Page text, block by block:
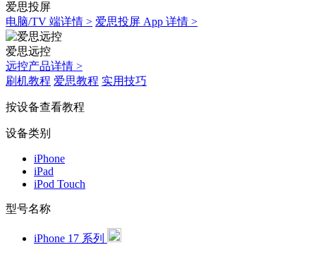
爱思投屏
电脑/TV 端详情 > 爱思投屏 App 详情 >
爱思远控
远控产品详情 >
刷机教程 爱思教程 实用技巧
按设备查看教程
设备类别
iPhone
iPad
iPod Touch
型号名称
iPhone 17 系列